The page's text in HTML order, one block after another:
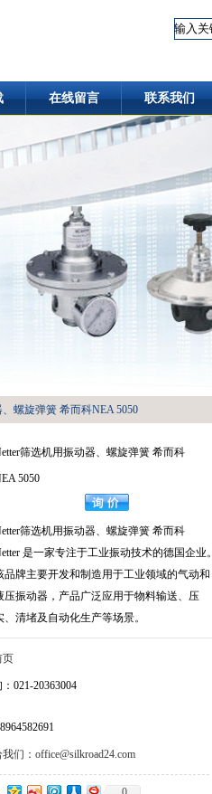
在线留言 联系我们
螺旋弹簧 希而科NEA 5050
筛选机用振动器、螺旋弹簧 希而科
5050
筛选机用振动器、螺旋弹簧 希而科
是一家专注于工业振动技术的德国企业。
品牌主要开发和制造用于工业领域的气动和
压振动器，产品广泛应用于物料输送、压
、清堵及自动化生产等场景。
页
021-20363004
们：office@silkroad24.com